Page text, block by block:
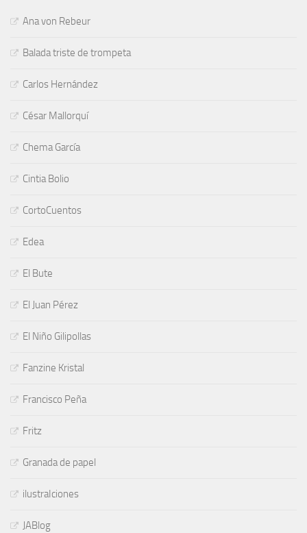
Ana von Rebeur
Balada triste de trompeta
Carlos Hernández
César Mallorquí
Chema García
Cintia Bolio
CortoCuentos
Edea
El Bute
El Juan Pérez
El Niño Gilipollas
Fanzine Kristal
Francisco Peña
Fritz
Granada de papel
ilustraIciones
JABlog